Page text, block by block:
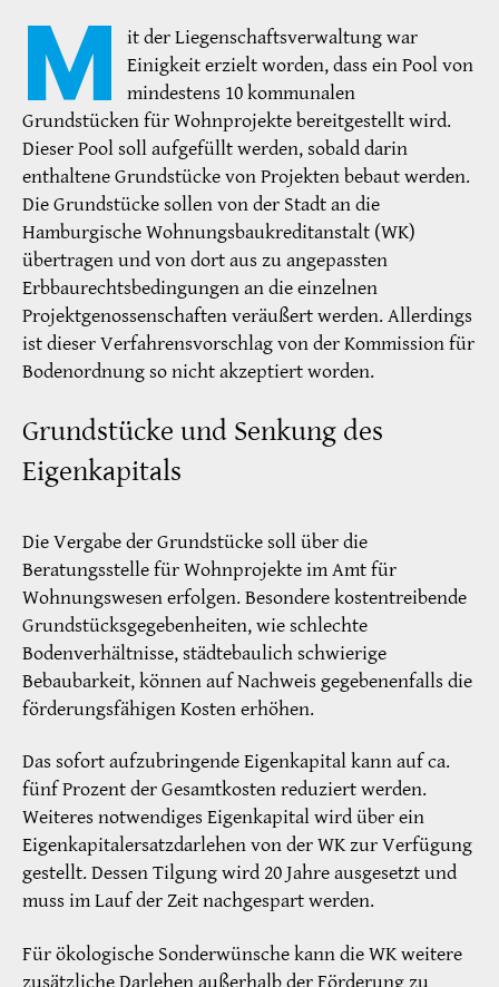
M
it der Liegenschaftsverwaltung war
Einigkeit erzielt worden, dass ein Pool von
mindestens 10 kommunalen
Grundstücken für Wohnprojekte bereitgestellt wird.
Dieser Pool soll aufgefüllt werden, sobald darin
enthaltene Grundstücke von Projekten bebaut werden.
Die Grundstücke sollen von der Stadt an die
Hamburgische Wohnungsbaukreditanstalt (WK)
übertragen und von dort aus zu angepassten
Erbbaurechtsbedingungen an die einzelnen
Projektgenossenschaften veräußert werden. Allerdings
ist dieser Verfahrensvorschlag von der Kommission für
Bodenordnung so nicht akzeptiert worden.
Grundstücke und Senkung des
Eigenkapitals
Die Vergabe der Grundstücke soll über die
Beratungsstelle für Wohnprojekte im Amt für
Wohnungswesen erfolgen. Besondere kostentreibende
Grundstücksgegebenheiten, wie schlechte
Bodenverhältnisse, städtebaulich schwierige
Bebaubarkeit, können auf Nachweis gegebenenfalls die
förderungsfähigen Kosten erhöhen.
Das sofort aufzubringende Eigenkapital kann auf ca.
fünf Prozent der Gesamtkosten reduziert werden.
Weiteres notwendiges Eigenkapital wird über ein
Eigenkapitalersatzdarlehen von der WK zur Verfügung
gestellt. Dessen Tilgung wird 20 Jahre ausgesetzt und
muss im Lauf der Zeit nachgespart werden.
Für ökologische Sonderwünsche kann die WK weitere
zusätzliche Darlehen außerhalb der Förderung zu